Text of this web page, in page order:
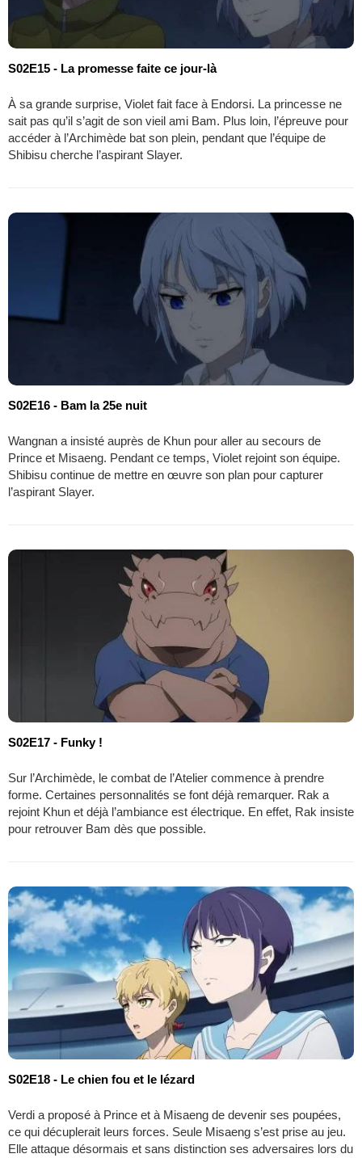
S02E15 - La promesse faite ce jour-là
À sa grande surprise, Violet fait face à Endorsi. La princesse ne
sait pas qu’il s’agit de son vieil ami Bam. Plus loin, l’épreuve pour
accéder à l’Archimède bat son plein, pendant que l’équipe de
Shibisu cherche l’aspirant Slayer.
S02E16 - Bam la 25e nuit
Wangnan a insisté auprès de Khun pour aller au secours de
Prince et Misaeng. Pendant ce temps, Violet rejoint son équipe.
Shibisu continue de mettre en œuvre son plan pour capturer
l’aspirant Slayer.
S02E17 - Funky !
Sur l’Archimède, le combat de l’Atelier commence à prendre
forme. Certaines personnalités se font déjà remarquer. Rak a
rejoint Khun et déjà l’ambiance est électrique. En effet, Rak insiste
pour retrouver Bam dès que possible.
S02E18 - Le chien fou et le lézard
Verdi a proposé à Prince et à Misaeng de devenir ses poupées,
ce qui décuplerait leurs forces. Seule Misaeng s’est prise au jeu.
Elle attaque désormais et sans distinction ses adversaires lors du